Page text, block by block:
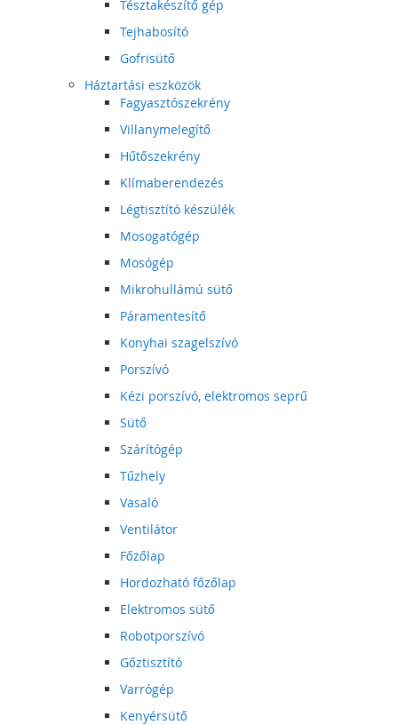
Tésztakészítő gép
Tejhabosító
Gofrisütő
Háztartási eszközök
Fagyasztószekrény
Villanymelegítő
Hűtőszekrény
Klímaberendezés
Légtisztító készülék
Mosogatógép
Mosógép
Mikrohullámú sütő
Páramentesítő
Konyhai szagelszívó
Porszívó
Kézi porszívó, elektromos seprű
Sütő
Szárítógép
Tűzhely
Vasaló
Ventilátor
Főzőlap
Hordozható főzőlap
Elektromos sütő
Robotporszívó
Gőztisztító
Varrógép
Kenyérsütő